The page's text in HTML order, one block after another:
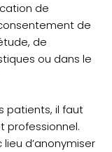
de
de
de
ou dans le
patients, il faut
professionnel.
d’anonymiser